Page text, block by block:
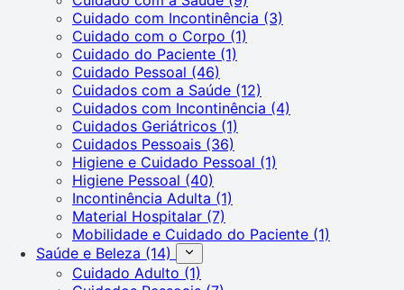
Cuidado com Incontinência (3)
Cuidado com o Corpo (1)
Cuidado do Paciente (1)
Cuidado Pessoal (46)
Cuidados com a Saúde (12)
Cuidados com Incontinência (4)
Cuidados Geriátricos (1)
Cuidados Pessoais (36)
Higiene e Cuidado Pessoal (1)
Higiene Pessoal (40)
Incontinência Adulta (1)
Material Hospitalar (7)
Mobilidade e Cuidado do Paciente (1)
Saúde e Beleza (14)
Cuidado Adulto (1)